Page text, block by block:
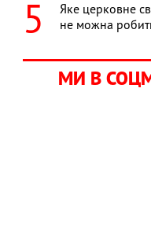
Яке церковне
не можна
МИ В